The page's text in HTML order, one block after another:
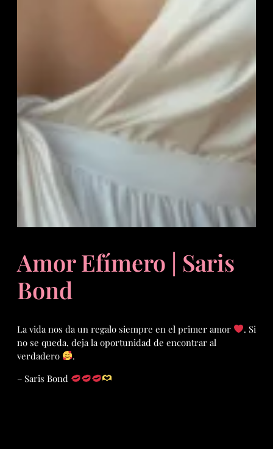
Amor Efímero | Saris
Bond
La vida nos da un regalo siempre en el primer amor
. Si
no se queda, deja la oportunidad de encontrar al
verdadero
.
– Saris Bond